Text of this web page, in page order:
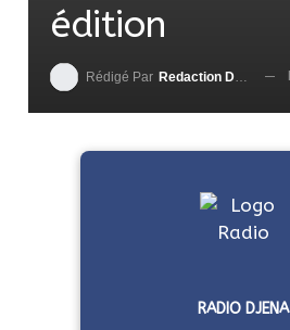
édition
Rédigé Par Redaction DjenaSport
RADIO DJENA